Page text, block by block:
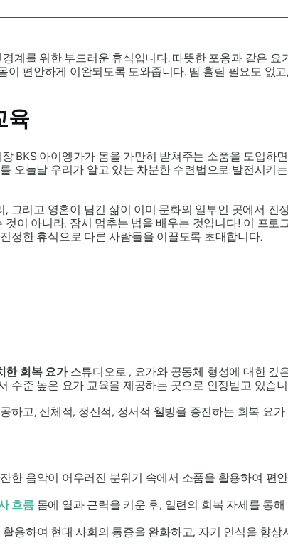
계를 위한 부드러운 휴식입니다. 따뜻한 포옹과 같은 요
이 편안하게 이완되도록 도와줍니다. 땀 흘릴 필요도 없
육
BKS 아이엥가가 몸을 가만히 받쳐주는 소품을 도입하
오늘날 우리가 알고 있는 차분한 수련법으로 발전시키
그리고 영혼이 담긴 삶이 이미 문화의 일부인 곳에서 진
것이 아니라, 잠시 멈추는 법을 배우는 것입니다! 이 프로
정한 휴식으로 다른 사람들을 이끌도록 초대합니다.
한 회복 요가스튜디오로 , 요가와 공동체 형성에 대한 깊
수준 높은 요가 교육을 제공하는 곳으로 인정받고 있습
하고, 신체적, 정신적, 정서적 웰빙을 증진하는 회복 요
한 음악이 어우러진 분위기 속에서 소품을 활용하여 편
흐름몸에 열과 근력을 키운 후, 일련의 회복 자세를 통
용하여 현대 사회의 통증을 완화하고, 자기 인식을 향